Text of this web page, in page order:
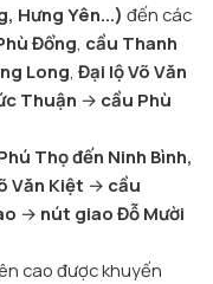
Hưng Yên...) đến các
Đổng cầu Thanh
Long Đại lộ Võ Văn
Thuận → cầu Phù
Thọ đến Ninh Bình,
Văn Kiệt → cầu
→ nút giao Đỗ Mười
cao được khuyến